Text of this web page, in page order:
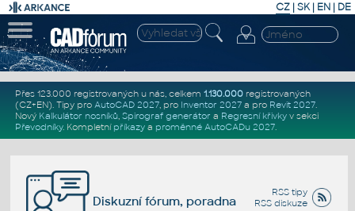
CZ | SK| EN | DE
Přes 123.000 registrovaných u nás, celkem 1.130.000registrovaných
(CZ+EN). Tipy pro AutoCAD 2027, pro Inventor 2027a pro Revit 2027.
Nový Kalkulátor nosníků, Spirograf generátor a Regresní křivkyv sekci
Převodníky. Kompletní příkazya proměnné AutoCADu 2027.
RSS tipy
RSS diskuze
Diskuzní fórum, poradna